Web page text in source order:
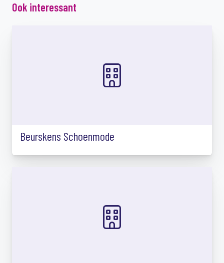
Ook interessant
Beurskens Schoenmode